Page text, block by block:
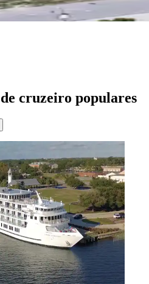
cruzeiro populares